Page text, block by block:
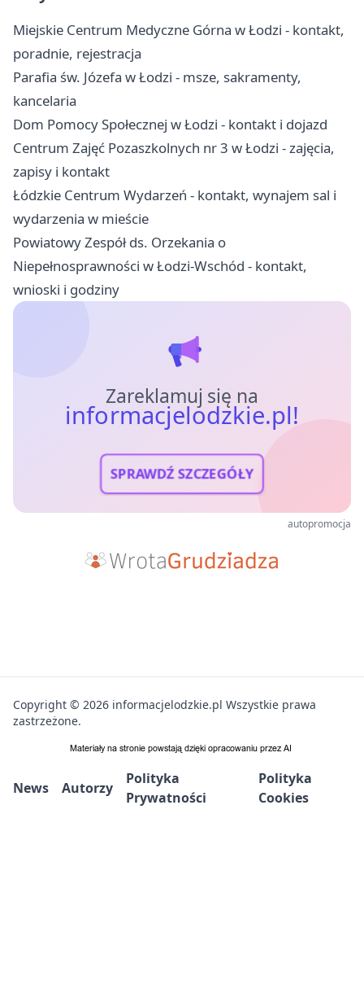
Miejskie Centrum Medyczne Górna w Łodzi - kontakt,
poradnie, rejestracja
Parafia św. Józefa w Łodzi - msze, sakramenty,
kancelaria
Dom Pomocy Społecznej w Łodzi - kontakt i dojazd
Centrum Zajęć Pozaszkolnych nr 3 w Łodzi - zajęcia,
zapisy i kontakt
Łódzkie Centrum Wydarzeń - kontakt, wynajem sal i
wydarzenia w mieście
Powiatowy Zespół ds. Orzekania o
Niepełnosprawności w Łodzi-Wschód - kontakt,
wnioski i godziny
Zareklamuj się na
informacjelodzkie.pl!
SPRAWDŹ SZCZEGÓŁY
autopromocja
Copyright © 2026 informacjelodzkie.pl Wszystkie prawa
zastrzeżone.
News Autorzy
Polityka
Prywatności
Polityka
Cookies